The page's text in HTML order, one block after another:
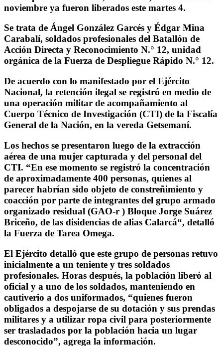
noviembre ya fueron liberados este martes 4.
Se trata de Ángel González Garcés y Édgar Mina
Carabalí, soldados profesionales del Batallón de
Acción Directa y Reconocimiento N.° 12, unidad
orgánica de la Fuerza de Despliegue Rápido N.° 12.
De acuerdo con lo manifestado por el Ejército
Nacional, la retención ilegal se registró en medio de
una operación militar de acompañamiento al
Cuerpo Técnico de Investigación (CTI) de la Fiscalía
General de la Nación, en la vereda Getsemaní.
Los hechos se presentaron luego de la extracción
aérea de una mujer capturada y del personal del
CTI. “En ese momento se registró la concentración
de aproximadamente 400 personas, quienes al
parecer habrían sido objeto de constreñimiento y
coacción por parte de integrantes del grupo armado
organizado residual (GAO-r ) Bloque Jorge Suárez
Briceño, de las disidencias de alias Calarcá“, detalló
la Fuerza de Tarea Omega.
El Ejército detalló que este grupo de personas retuvo
inicialmente a un teniente y tres soldados
profesionales. Horas después, la población liberó al
oficial y a uno de los soldados, manteniendo en
cautiverio a dos uniformados, “quienes fueron
obligados a despojarse de su dotación y sus prendas
militares y a utilizar ropa civil para posteriormente
ser trasladados por la población hacia un lugar
desconocido”, agrega la información.